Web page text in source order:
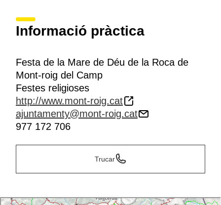
Informació pràctica
Festa de la Mare de Déu de la Roca de
Mont-roig del Camp
Festes religioses
http://www.mont-roig.cat
ajuntamenty@mont-roig.cat
977 172 706
Trucar